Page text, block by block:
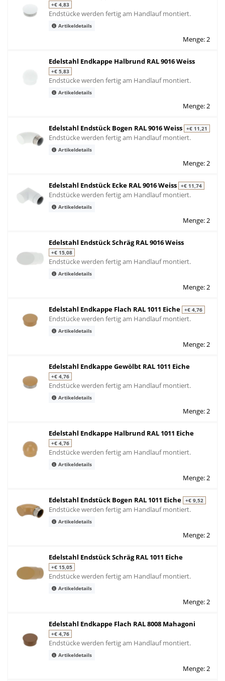
+€ 4,83
Endstücke werden fertig am Handlauf montiert.
Artikeldetails
Menge: 2
Edelstahl Endkappe Halbrund RAL 9016 Weiss
+€ 5,83
Endstücke werden fertig am Handlauf montiert.
Artikeldetails
Menge: 2
Edelstahl Endstück Bogen RAL 9016 Weiss +€ 11,21
Endstücke werden fertig am Handlauf montiert.
Artikeldetails
Menge: 2
Edelstahl Endstück Ecke RAL 9016 Weiss +€ 11,74
Endstücke werden fertig am Handlauf montiert.
Artikeldetails
Menge: 2
Edelstahl Endstück Schräg RAL 9016 Weiss
+€ 15,08
Endstücke werden fertig am Handlauf montiert.
Artikeldetails
Menge: 2
Edelstahl Endkappe Flach RAL 1011 Eiche +€ 4,76
Endstücke werden fertig am Handlauf montiert.
Artikeldetails
Menge: 2
Edelstahl Endkappe Gewölbt RAL 1011 Eiche
+€ 4,76
Endstücke werden fertig am Handlauf montiert.
Artikeldetails
Menge: 2
Edelstahl Endkappe Halbrund RAL 1011 Eiche
+€ 4,76
Endstücke werden fertig am Handlauf montiert.
Artikeldetails
Menge: 2
Edelstahl Endstück Bogen RAL 1011 Eiche +€ 9,52
Endstücke werden fertig am Handlauf montiert.
Artikeldetails
Menge: 2
Edelstahl Endstück Schräg RAL 1011 Eiche
+€ 15,05
Endstücke werden fertig am Handlauf montiert.
Artikeldetails
Menge: 2
Edelstahl Endkappe Flach RAL 8008 Mahagoni
+€ 4,76
Endstücke werden fertig am Handlauf montiert.
Artikeldetails
Menge: 2